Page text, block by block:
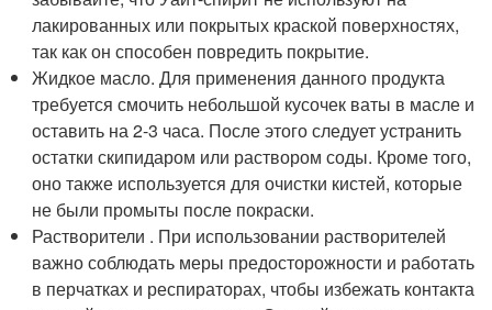
лакированных или покрытых краской поверхностях,
так как он способен повредить покрытие.
Жидкое масло. Для применения данного продукта
требуется смочить небольшой кусочек ваты в масле и
оставить на 2-3 часа. После этого следует устранить
остатки скипидаром или раствором соды. Кроме того,
оно также используется для очистки кистей, которые
не были промыты после покраски.
Растворители . При использовании растворителей
важно соблюдать меры предосторожности и работать
в перчатках и респираторах, чтобы избежать контакта